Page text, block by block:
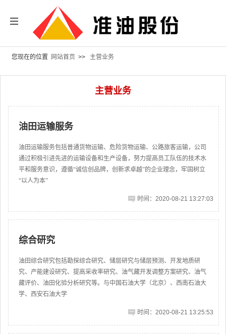
您现在的位置 网站首页 >> 主营业务
主营业务
油田运输服务
油田运输服务包括普通货物运输、危险货物运输、公路旅客运输，公司
通过积极引进先进的运输设备和生产设备，努力提高员工队伍的技术水
平和服务意识，遵循“诚信创品牌，创新求卓越”的企业理念，牢固树立
“以人为本”
时间：2020-08-21 13:27:03
综合研究
油田综合研究包括勘探综合研究、储层研究与储层预测、开发地质研
究、产能建设研究、提高采收率研究、油气藏开发调整方案研究、油气
藏评价、油田化验分析研究等。与中国石油大学（北京）、西南石油大
学、西安石油大学
时间：2020-08-21 13:25:53